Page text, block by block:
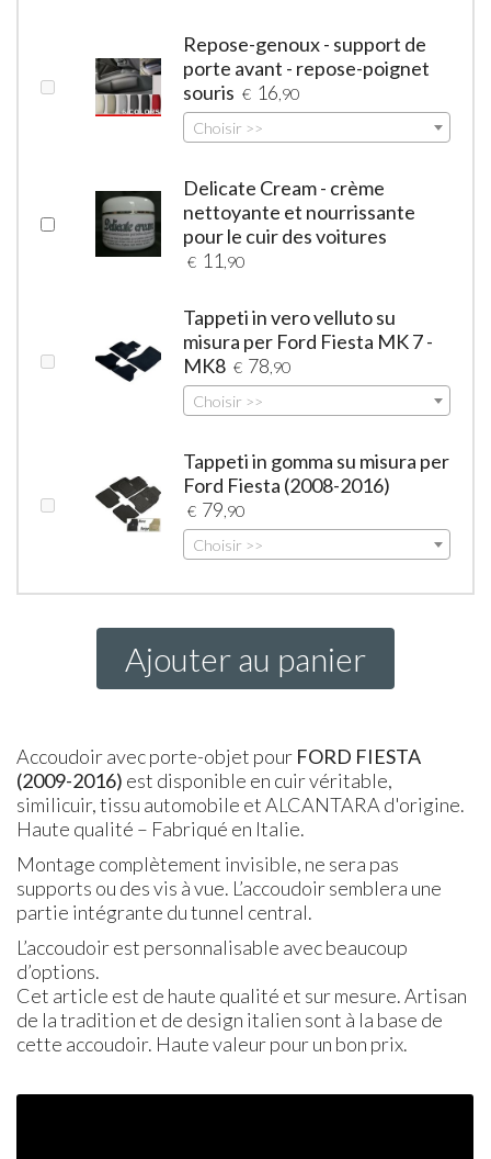
Repose-genoux - support de
porte avant - repose-poignet
souris € 16 ,90
Choisir >>
Delicate Cream - crème
nettoyante et nourrissante
pour le cuir des voitures
€ 11 ,90
Tappeti in vero velluto su
misura per Ford Fiesta MK 7 -
MK8 € 78 ,90
Choisir >>
Tappeti in gomma su misura per
Ford Fiesta (2008-2016)
€ 79 ,90
Choisir >>
Ajouter au panier
Accoudoir avec porte-objet pour FORD FIESTA
(2009-2016) est disponible en cuir véritable,
similicuir, tissu automobile et ALCANTARA d'origine.
Haute qualité – Fabriqué en Italie.
Montage complètement invisible, ne sera pas
supports ou des vis à vue. L’accoudoir semblera une
partie intégrante du tunnel central.
L’accoudoir est personnalisable avec beaucoup
d’options.
Cet article est de haute qualité et sur mesure. Artisan
de la tradition et de design italien sont à la base de
cette accoudoir. Haute valeur pour un bon prix.